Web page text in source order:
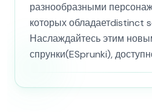
разнообразными
которых обладаетdistinct
Наслаждайтесь этим
спрунки(ESprunki),